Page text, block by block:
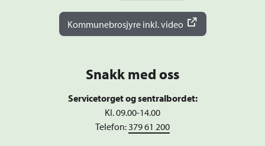
Kommunebrosjyre inkl. video
Snakk med oss
Servicetorget og sentralbordet:
Kl. 09.00-14.00
Telefon:379 61 200